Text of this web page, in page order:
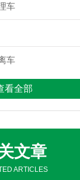
车
车
看全部
文章
ARTICLES